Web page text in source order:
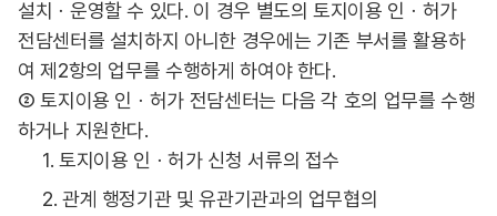
설치ㆍ운영할 수 있다. 이 경우 별도의 토지이용 인ㆍ허가
전담센터를 설치하지 아니한 경우에는 기존 부서를 활용하
여 제2항의 업무를 수행하게 하여야 한다.
② 토지이용 인ㆍ허가 전담센터는 다음 각 호의 업무를 수행
하거나 지원한다.
1. 토지이용 인ㆍ허가 신청 서류의 접수
2. 관계 행정기관 및 유관기관과의 업무협의